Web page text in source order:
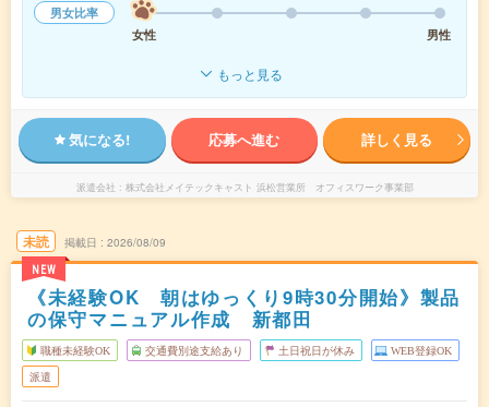
男女比率
女性
男性
もっと見る
気になる! 応募へ進む 詳しく見る
派遣会社 株式会社メイテックキャスト 浜松営業所 オフィスワーク事業部
未読
NEW
掲載日 2026/08/09
《未経験OK 朝はゆっくり9時30分開始》製品
の保守マニュアル作成 新都田
職種未経験OK 交通費別途支給あり 土日祝日が休み WEB登録OK
派遣